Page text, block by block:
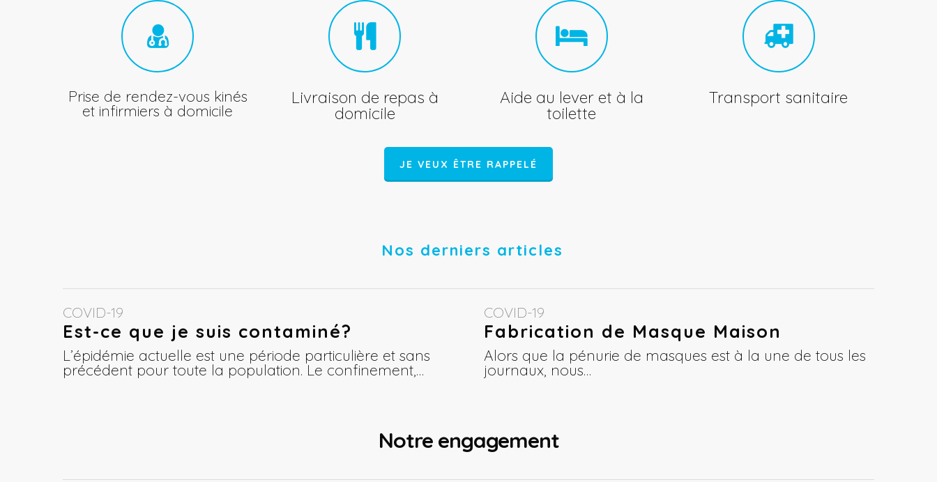
Prise de rendez-vous kinés
et infirmiers à domicile
Livraison de repas à
domicile
Aide au lever et à la
toilette
Transport sanitaire
JE VEUX ÊTRE RAPPELÉ
Nos derniers articles
COVID-19
Est-ce que je suis contaminé?
L’épidémie actuelle est une période particulière et sans
précédent pour toute la population. Le confinement,…
COVID-19
Fabrication de Masque Maison
Alors que la pénurie de masques est à la une de tous les
journaux, nous…
Notre engagement